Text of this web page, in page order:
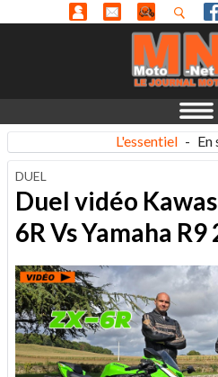
L'essentiel - En
DUEL
Duel vidéo
6R Vs Yamaha R9